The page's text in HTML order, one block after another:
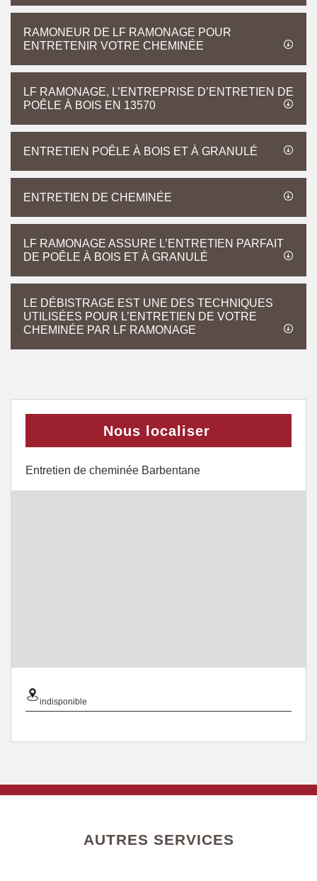
RAMONEUR DE LF RAMONAGE POUR
ENTRETENIR VOTRE CHEMINÉE
LF RAMONAGE, L’ENTREPRISE D’ENTRETIEN DE
POÊLE À BOIS EN 13570
ENTRETIEN POÊLE À BOIS ET À GRANULÉ
ENTRETIEN DE CHEMINÉE
LF RAMONAGE ASSURE L’ENTRETIEN PARFAIT
DE POÊLE À BOIS ET À GRANULÉ
LE DÉBISTRAGE EST UNE DES TECHNIQUES
UTILISÉES POUR L’ENTRETIEN DE VOTRE
CHEMINÉE PAR LF RAMONAGE
Nous localiser
Entretien de cheminée Barbentane
indisponible
AUTRES SERVICES